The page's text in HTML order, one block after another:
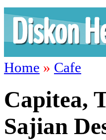
Home » Cafe
Capitea,
Sajian